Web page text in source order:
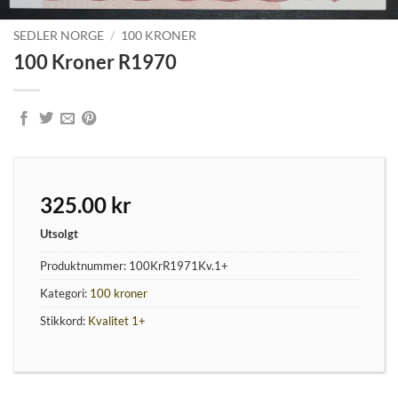
SEDLER NORGE / 100 KRONER
100 Kroner R1970
325.00 kr
Utsolgt
Produktnummer: 100KrR1971Kv.1+
Kategori: 100 kroner
Stikkord: Kvalitet 1+